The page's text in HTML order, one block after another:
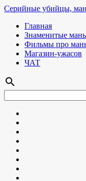
Серийные убийцы,
Главная
Знаменитые
Фильмы про
Магазин-ужасов
ЧАТ
search